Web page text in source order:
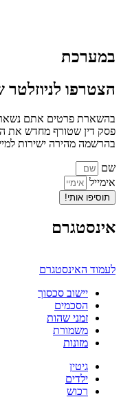
במערכת
הצטרפו לניוזלטר
בהשארת פרטים אתם
פסק דין שטורף מחדש את
בהרשמה מהירה ישירות
שם
אימייל
תוסיפו אותי!
אינסטגרם
לעמוד האינסטגרם
יישוב סכסוך
הסכמים
זמני שהות
משמורת
מזונות
גיטין
ילדים
רכוש